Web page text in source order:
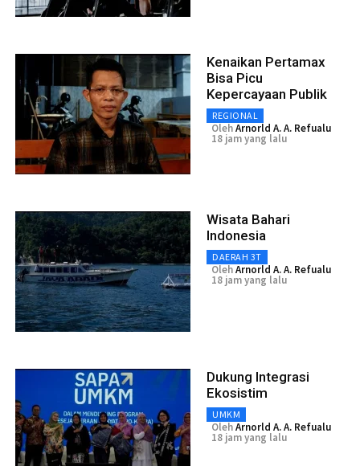
Kenaikan Pertamax
Bisa Picu
Kepercayaan Publik
REGIONAL
OlehArnorld A. A. Refualu
18 jam yang lalu
Wisata Bahari
Indonesia
DAERAH 3T
OlehArnorld A. A. Refualu
18 jam yang lalu
Dukung Integrasi
Ekosistim
UMKM
OlehArnorld A. A. Refualu
18 jam yang lalu